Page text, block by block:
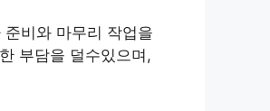
비와 마무리 작업을
부담을 덜수있으며,